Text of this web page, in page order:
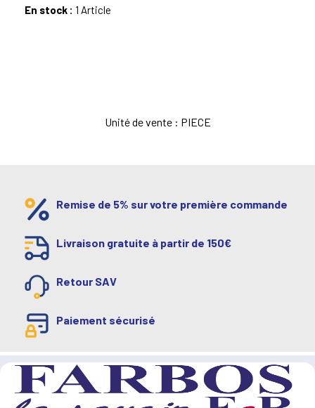
En stock : 1 Article
Unité de vente : PIECE
Remise de 5% sur votre première commande
Livraison gratuite à partir de 150€
Retour SAV
Paiement sécurisé